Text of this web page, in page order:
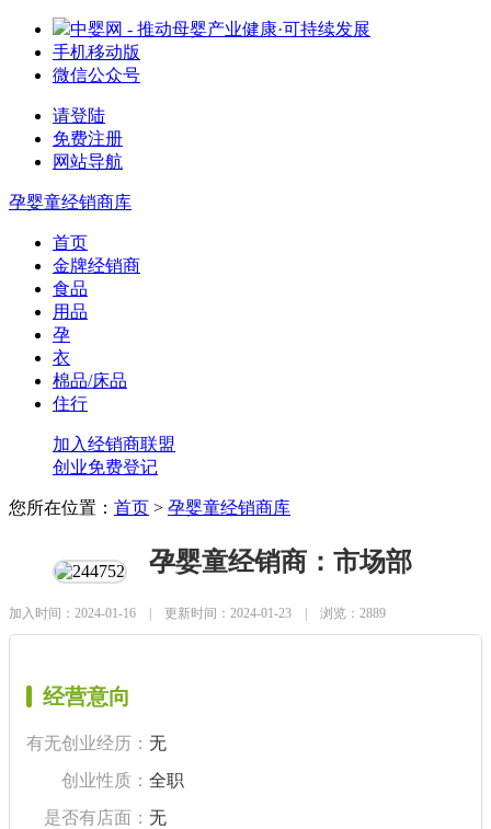
中婴网 - 推动母婴产业健康·可持续发展
手机移动版
微信公众号
请登陆
免费注册
网站导航
孕婴童经销商库
首页
金牌经销商
食品
用品
孕
衣
棉品/床品
住行
加入经销商联盟
创业免费登记
您所在位置： 首页 > 孕婴童经销商库
孕婴童经销商：市场部
加入时间：2024-01-16 | 更新时间：2024-01-23 | 浏览：2889
经营意向
有无创业经历： 无
创业性质： 全职
是否有店面： 无